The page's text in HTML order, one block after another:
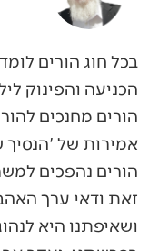
בכל חוג הורים
הכניעה והפינוק
הורים מחנכים
אמירות של
הורים נהפכים
זאת ודאי ערך
ושאיפתנו היא